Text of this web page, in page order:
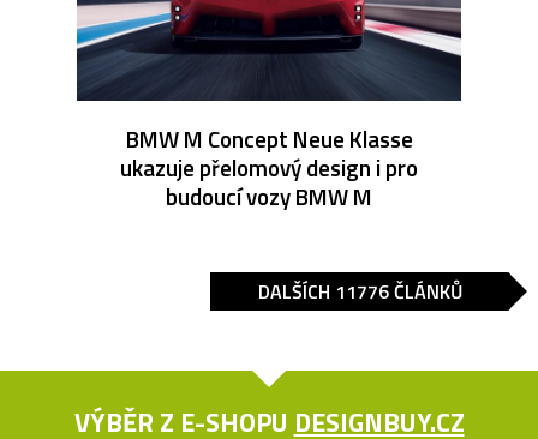
BMW M Concept Neue Klasse
ukazuje přelomový design i pro
budoucí vozy BMW M
DALŠÍCH 11776 ČLÁNKŮ
VÝBĚR Z E-SHOPU DESIGNBUY.CZ